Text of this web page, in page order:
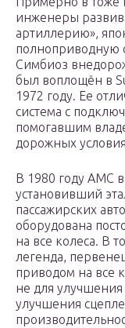
инженеры
артиллерию»,
полноприводную
Симбиоз
был воплощён в
1972 году. Ее
система с
помогавшим
дорожных
В 1980 году АМС
установивший
пассажирских
оборудована
на все колеса. В
легенда,
приводом на все
не для
улучшения